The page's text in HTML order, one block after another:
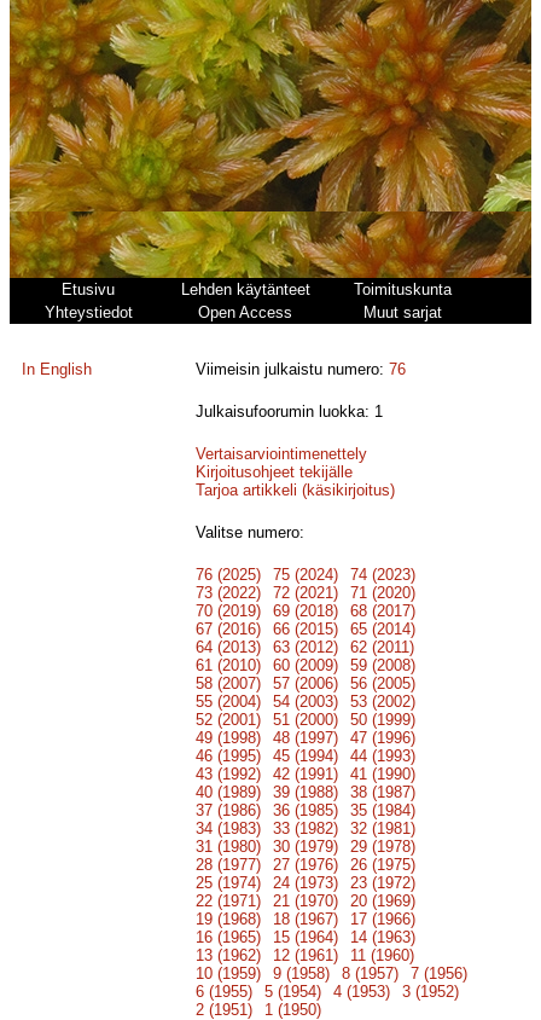
Etusivu Lehden käytänteet
Toimituskunta
Yhteystiedot
Open Access Muut sarjat
In English Viimeisin julkaistu numero:76
Julkaisufoorumin luokka: 1
Vertaisarviointimenettely
Kirjoitusohjeet tekijälle
Tarjoa artikkeli (käsikirjoitus)
Valitse numero:
76 (2025) 75 (2024)
74 (2023)
73 (2022)
72 (2021)
71 (2020)
70 (2019)
69 (2018)
68 (2017)
67 (2016)
66 (2015)
65 (2014)
64 (2013)
63 (2012)
62 (2011)
61 (2010)
60 (2009)
59 (2008)
58 (2007)
57 (2006)
56 (2005)
55 (2004)
54 (2003)
53 (2002)
52 (2001)
51 (2000)
50 (1999)
49 (1998)
48 (1997)
47 (1996)
46 (1995)
45 (1994)
44 (1993)
43 (1992)
42 (1991)
41 (1990)
40 (1989)
39 (1988)
38 (1987)
37 (1986)
36 (1985)
35 (1984)
34 (1983)
33 (1982)
32 (1981)
31 (1980)
30 (1979)
29 (1978)
28 (1977)
27 (1976)
26 (1975)
25 (1974)
24 (1973)
23 (1972)
22 (1971)
21 (1970)
20 (1969)
19 (1968)
18 (1967)
17 (1966)
16 (1965)
15 (1964)
14 (1963)
13 (1962)
12 (1961)
11 (1960)
10 (1959)
9 (1958) 8 (1957)
7 (1956)
6 (1955)
5 (1954) 4 (1953)
3 (1952)
2 (1951)
1 (1950)